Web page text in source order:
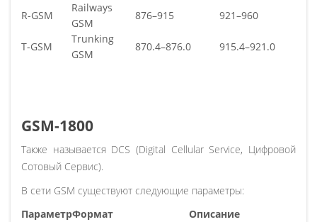
R-GSM
Railways
GSM
876–915 921–960
T-GSM
Trunking
GSM
870.4–876.0 915.4–921.0
GSM-1800
Также называется DCS (Digital Cellular Service, Цифровой
Сотовый Сервис).
В сети GSM существуют следующие параметры:
ПараметрФормат Описание